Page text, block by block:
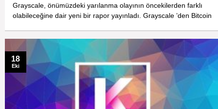
Grayscale, önümüzdeki yarılanma olayının öncekilerden farklı
olabileceğine dair yeni bir rapor yayınladı. Grayscale ’den Bitcoin
18
Eki